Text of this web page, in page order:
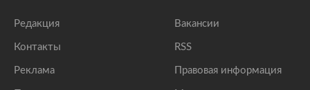
Редакция
Контакты
Реклама
Вакансии
RSS
Правовая информация